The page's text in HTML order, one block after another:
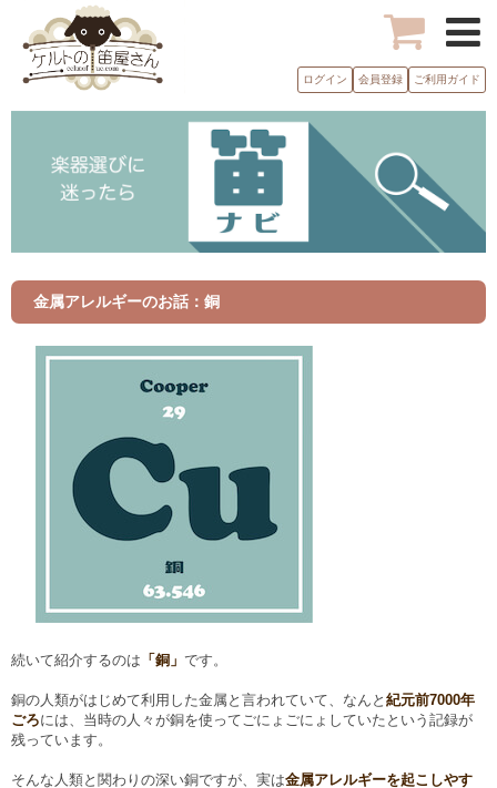
ログイン 会員登録 ご利用ガイド
金属アレルギーのお話：銅
続いて紹介するのは 「銅」 です。
銅の人類がはじめて利用した金属と言われていて、なんと 紀元前7000年
ごろには、当時の人々が銅を使ってごにょごにょしていたという記録が
残っています。
そんな人類と関わりの深い銅ですが、実は金属アレルギーを起こしやす